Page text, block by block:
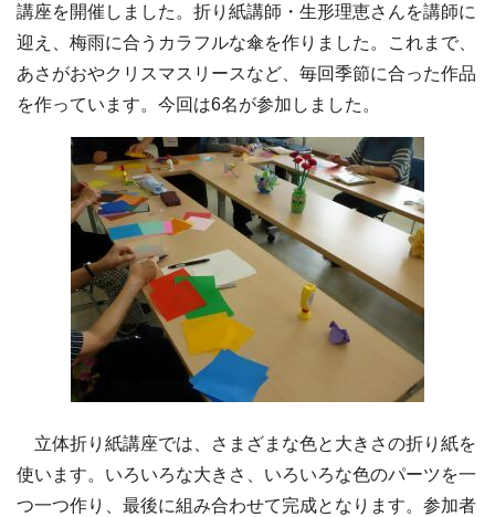
講座を開催しました。折り紙講師・生形理恵さんを講師に
迎え、梅雨に合うカラフルな傘を作りました。これまで、
あさがおやクリスマスリースなど、毎回季節に合った作品
を作っています。今回は6名が参加しました。
立体折り紙講座では、さまざまな色と大きさの折り紙を
使います。いろいろな大きさ、いろいろな色のパーツを一
つ一つ作り、最後に組み合わせて完成となります。参加者